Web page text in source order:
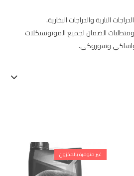
النارية والدراجات البخارية.
الضمان لجميع الموتوسيكلات
وسوزوكي.
غير متوفرة بالمخزون